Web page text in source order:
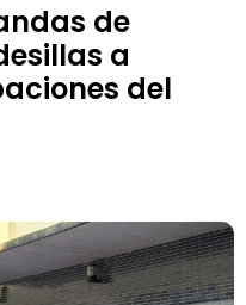
de
a
del